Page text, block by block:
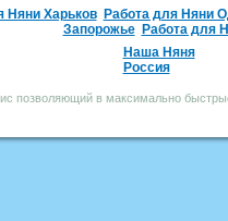
Няни Харьков
Работа для Няни
Запорожье
Работа для
Наша Няня
Россия
позволяющий в максимально